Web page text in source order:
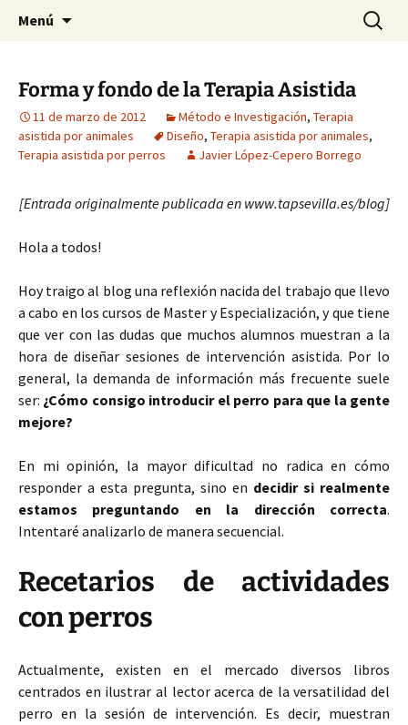
HABIER – Vínculo humano-
animal: Intervenciones,
Formación e Investigación
HABIER – Human-animal bond in
interventions, education & research
Menú Buscar:
Forma y fondo de la Terapia Asistida
11 de marzo de 2012 Método e Investigación, Terapia
asistida por animales
Diseño, Terapia asistida por animales,
Terapia asistida por perros
Javier López-Cepero Borrego
[Entrada originalmente publicada en www.tapsevilla.es/blog]
Hola a todos!
Hoy traigo al blog una reflexión nacida del trabajo que llevo
a cabo en los cursos de Master y Especialización, y que tiene
que ver con las dudas que muchos alumnos muestran a la
hora de diseñar sesiones de intervención asistida. Por lo
general, la demanda de información más frecuente suele
ser: ¿Cómo consigo introducir el perro para que la gente
mejore?
En mi opinión, la mayor dificultad no radica en cómo
responder a esta pregunta, sino en decidir si realmente
estamos preguntando en la dirección correcta.
Intentaré analizarlo de manera secuencial.
Recetarios de actividades
con perros
Actualmente, existen en el mercado diversos libros
centrados en ilustrar al lector acerca de la versatilidad del
perro en la sesión de intervención. Es decir, muestran